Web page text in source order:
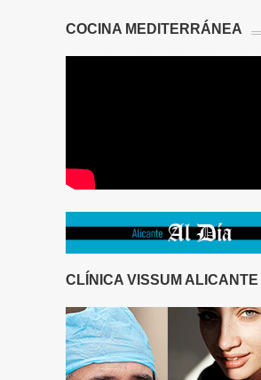
COCINA MEDITERRÁNEA
CLÍNICA VISSUM ALICANTE